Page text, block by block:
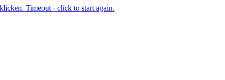
Timeout - click to start again.